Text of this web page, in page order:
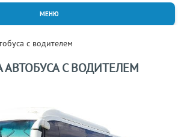
МЕНЮ
с водителем
АВТОБУСА С ВОДИТЕЛЕМ